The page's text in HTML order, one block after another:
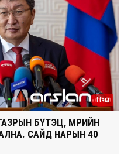
Нам
БҮТЭЦ, МӨРИЙН
САЙД НАРЫН 40